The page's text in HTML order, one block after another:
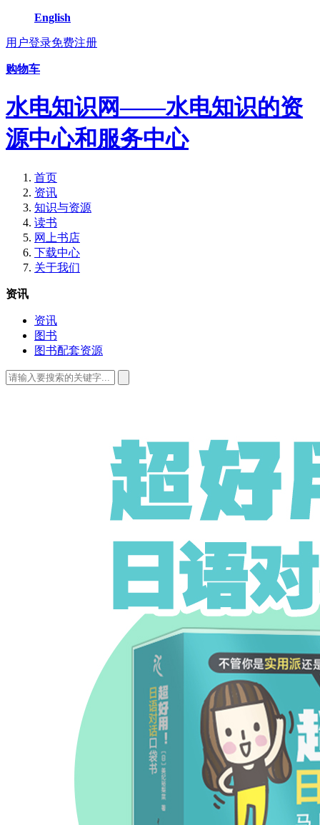
English
用户登录免费注册
购物车
水电知识网——水电知识的资
源中心和服务中心
首页
资讯
知识与资源
读书
网上书店
下载中心
关于我们
资讯
资讯
图书
图书配套资源